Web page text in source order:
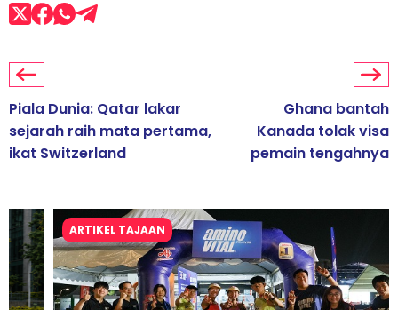
Piala Dunia: Qatar lakar
sejarah raih mata pertama,
ikat Switzerland
Ghana bantah
Kanada tolak visa
pemain tengahnya
ARTIKEL TAJAAN